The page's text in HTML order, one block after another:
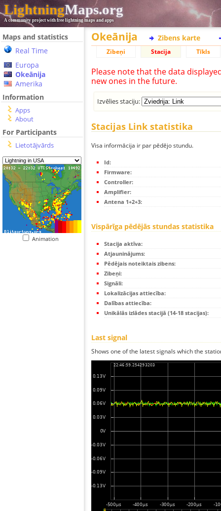
LightningMaps.org
A community project with free lightning maps and apps
Maps and statistics
Real Time
Europa
Okeānija
Amerika
Information
Apps
About
For Participants
Lietotājvārds
Animation
Okeānija Zibens karte
Zibeņi Stacija Tīkls
Please note that the data
new ones in the future.
Izvēlies staciju:
Stacijas Link statistika
Visa informācija ir par pēdējo stundu.
Id:
Firmware:
Controller:
Amplifier:
Antena 1+2+3:
Vispārīga pēdējās stundas statistika
Stacija aktīva:
Atjauninājums:
Pēdējais noteiktais zibens:
Zibeņi:
Signāli:
Lokalizācijas attiecība:
Dalības attiecība:
Unikālās izlādes stacijā (14-18 stacijas):
Last signal
Shows one of the latest signals which the